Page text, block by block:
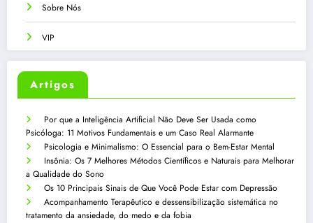
Sobre Nós
VIP
Artigos
Por que a Inteligência Artificial Não Deve Ser Usada como
Psicóloga: 11 Motivos Fundamentais e um Caso Real Alarmante
Psicologia e Minimalismo: O Essencial para o Bem-Estar Mental
Insônia: Os 7 Melhores Métodos Científicos e Naturais para Melhorar
a Qualidade do Sono
Os 10 Principais Sinais de Que Você Pode Estar com Depressão
Acompanhamento Terapêutico e dessensibilização sistemática no
tratamento da ansiedade, do medo e da fobia